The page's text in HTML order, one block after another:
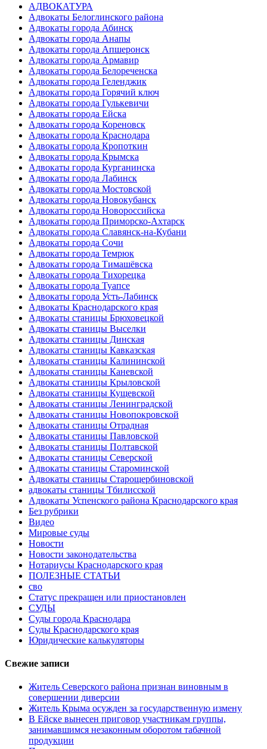
АДВОКАТУРА
Адвокаты Белоглинского района
Адвокаты города Абинск
Адвокаты города Анапы
Адвокаты города Апшеронск
Адвокаты города Армавир
Адвокаты города Белореченска
Адвокаты города Геленджик
Адвокаты города Горячий ключ
Адвокаты города Гулькевичи
Адвокаты города Ейска
Адвокаты города Кореновск
Адвокаты города Краснодара
Адвокаты города Кропоткин
Адвокаты города Крымска
Адвокаты города Курганинска
Адвокаты города Лабинск
Адвокаты города Мостовской
Адвокаты города Новокубанск
Адвокаты города Новороссийска
Адвокаты города Приморско-Ахтарск
Адвокаты города Славянск-на-Кубани
Адвокаты города Сочи
Адвокаты города Темрюк
Адвокаты города Тимашёвска
Адвокаты города Тихорецка
Адвокаты города Туапсе
Адвокаты города Усть-Лабинск
Адвокаты Краснодарского края
Адвокаты станицы Брюховецкой
Адвокаты станицы Выселки
Адвокаты станицы Динская
Адвокаты станицы Кавказская
Адвокаты станицы Калининской
Адвокаты станицы Каневской
Адвокаты станицы Крыловской
Адвокаты станицы Кущевской
Адвокаты станицы Ленинградской
Адвокаты станицы Новопокровской
Адвокаты станицы Отрадная
Адвокаты станицы Павловской
Адвокаты станицы Полтавской
Адвокаты станицы Северской
Адвокаты станицы Староминской
Адвокаты станицы Старощербиновской
адвокаты станицы Тбилисской
Адвокаты Успенского района Краснодарского края
Без рубрики
Видео
Мировые суды
Новости
Новости законодательства
Нотариусы Краснодарского края
ПОЛЕЗНЫЕ СТАТЬИ
сво
Статус прекращен или приостановлен
СУДЫ
Суды города Краснодара
Суды Краснодарского края
Юридические калькуляторы
Свежие записи
Житель Северского района признан виновным в
совершении диверсии
Житель Крыма осужден за государственную измену
В Ейске вынесен приговор участникам группы,
занимавшимся незаконным оборотом табачной
продукции